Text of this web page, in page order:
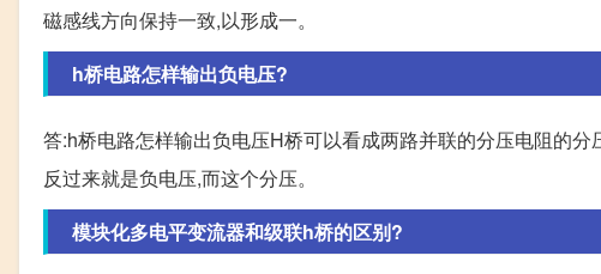
磁感线方向保持一致,以形成一。
h桥电路怎样输出负电压?
答:h桥电路怎样输出负电压H桥可以看成两路并联的分压电阻的
反过来就是负电压,而这个分压。
模块化多电平变流器和级联h桥的区别?